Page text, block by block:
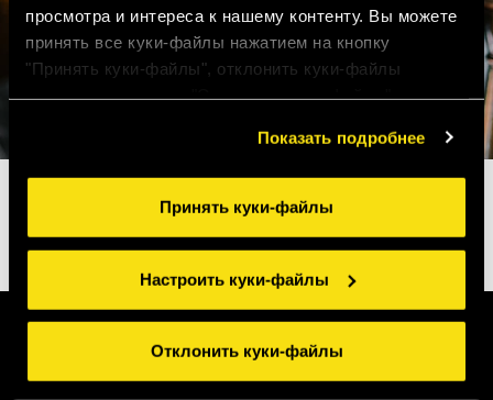
просмотра и интереса к нашему контенту. Вы можете
принять все куки-файлы нажатием на кнопку
"Принять куки-файлы", отклонить куки-файлы
"Настроить куки-файлы". Для получения более
подробной информации ознакомьтесь с нашими
Правилами применения куки-файлов
Показать подробнее
Принять куки-файлы
Настроить куки-файлы
Отклонить куки-файлы